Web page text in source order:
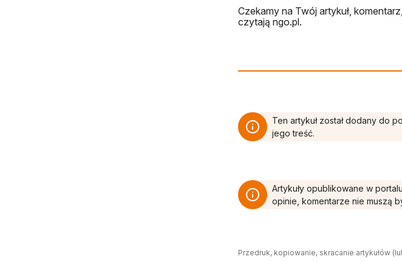
Czekamy na Twój artykuł,
czytają ngo.pl.
Ten artykuł został dodany do
jego treść.
Artykuły opublikowane w
opinie, komentarze nie muszą
Przedruk, kopiowanie, skracanie artykułów